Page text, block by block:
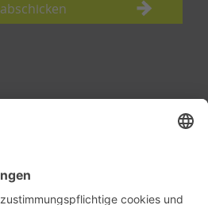
abschicken